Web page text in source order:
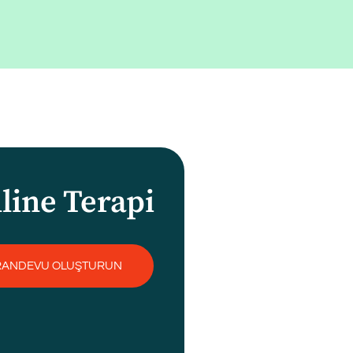
Terapi
OLUŞTURUN